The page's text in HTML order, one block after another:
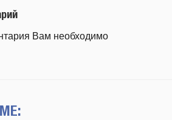
Вам необходимо